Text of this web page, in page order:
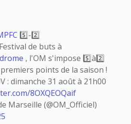
5️⃣-2️⃣
de buts à
, l'OM s'impose 5️⃣à2️⃣
points de la saison !
: dimanche 31 août à 21h00
8OXQEOQaif
Marseille (@OM_Officiel)